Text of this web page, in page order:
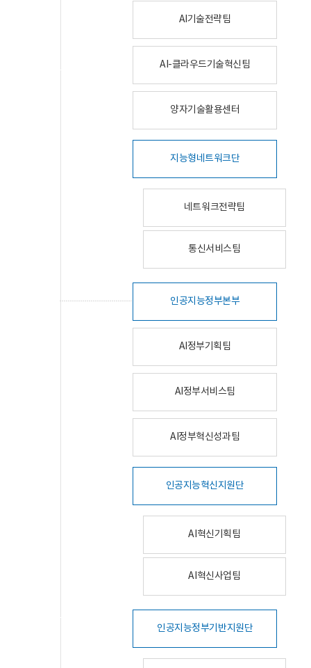
AI기술전략팀
AI-클라우드기술혁신팀
양자기술활용센터
지능형네트워크단
네트워크전략팀
통신서비스팀
인공지능정부본부
AI정부기획팀
AI정부서비스팀
AI정부혁신성과팀
인공지능혁신지원단
AI혁신기획팀
AI혁신사업팀
인공지능정부기반지원단